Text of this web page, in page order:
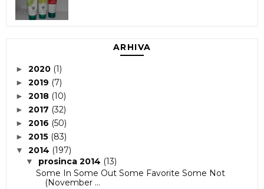
ARHIVA
► 2020 (1)
► 2019 (7)
► 2018 (10)
► 2017 (32)
► 2016 (50)
► 2015 (83)
▼ 2014 (197)
▼ prosinca 2014 (13)
Some In Some Out Some Favorite Some Not
(November ...